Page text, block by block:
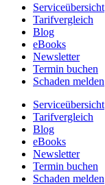
Serviceübersicht
Tarifvergleich
Blog
eBooks
Newsletter
Termin buchen
Schaden melden
Serviceübersicht
Tarifvergleich
Blog
eBooks
Newsletter
Termin buchen
Schaden melden